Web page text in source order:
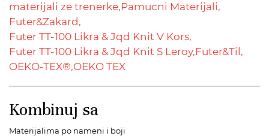
materijali ze trenerke,Pamucni Materijali,
Futer&Zakard,
Futer TT-100 Likra & Jqd Knit V Kors,
Futer TT-100 Likra & Jqd Knit S Leroy,Futer&Til,
OEKO-TEX®,OEKO TEX
Kombinuj sa
Materijalima po nameni i boji